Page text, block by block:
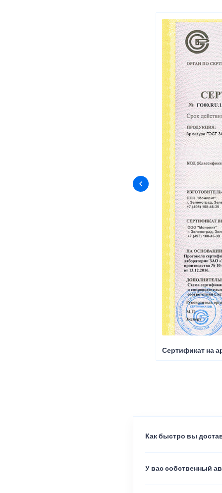
Сертификат на
Как быстро вы
У вас собственный